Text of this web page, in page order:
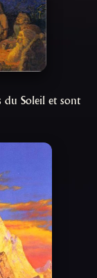
du Soleil et sont